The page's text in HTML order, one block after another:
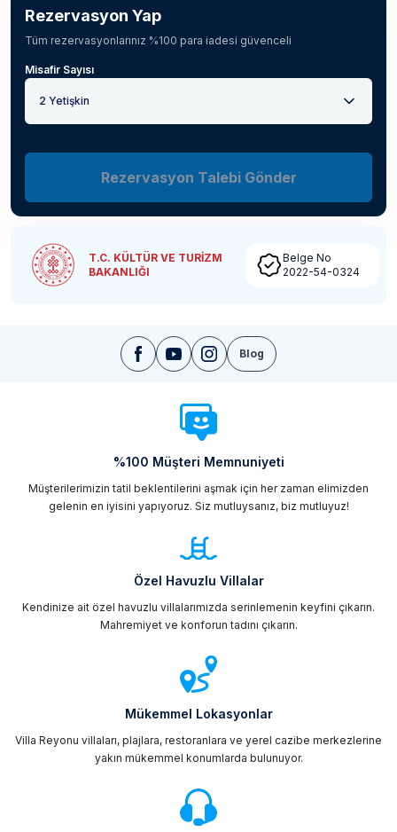
Rezervasyon Yap
Tüm rezervasyonlarınız %100 para iadesi güvenceli
Misafir Sayısı
2 Yetişkin
Rezervasyon Talebi Gönder
T.C. KÜLTÜR VE TURİZM
BAKANLIĞI
Belge No
2022-54-0324
Blog
%100 Müşteri Memnuniyeti
Müşterilerimizin tatil beklentilerini aşmak için her zaman elimizden
gelenin en iyisini yapıyoruz. Siz mutluysanız, biz mutluyuz!
Özel Havuzlu Villalar
Kendinize ait özel havuzlu villalarımızda serinlemenin keyfini çıkarın.
Mahremiyet ve konforun tadını çıkarın.
Mükemmel Lokasyonlar
Villa Reyonu villaları, plajlara, restoranlara ve yerel cazibe merkezlerine
yakın mükemmel konumlarda bulunuyor.